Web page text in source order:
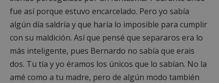
fue así porque estuvo encarcelado. Pero yo sabía
algún día saldría y que haría lo imposible para cumplir
con su maldición. Así que pensé que separaros era lo
más inteligente, pues Bernardo no sabía que erais
dos. Tu tía y yo éramos los únicos que lo sabían. No la
amé como a tu madre, pero de algún modo también
Cookies de preferencias
Cookies de funcionalidad
Cookies no clasificadas
Las cookies estrictamente necesarias permiten la
funcionalidad principal del sitio web, como el
inicio de sesión de usuario y la gestión de cuentas.
El sitio web no se puede utilizar correctamente sin